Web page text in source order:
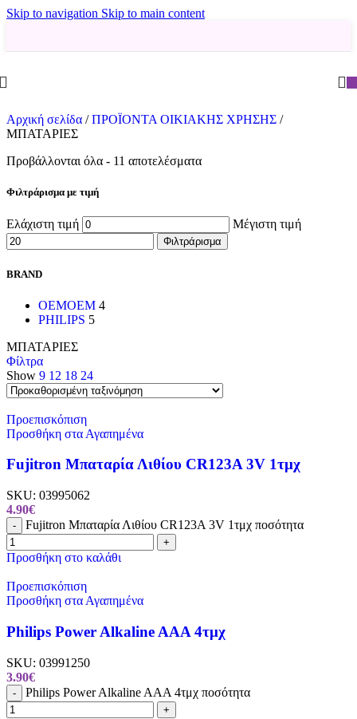
Skip to navigation Skip to main content
Αρχική σελίδα / ΠΡΟΪΟΝΤΑ ΟΙΚΙΑΚΗΣ ΧΡΗΣΗΣ /
ΜΠΑΤΑΡΙΕΣ
Προβάλλονται όλα - 11 αποτελέσματα
Φιλτράρισμα με τιμή
Ελάχιστη τιμή Μέγιστη τιμή
Φιλτράρισμα
BRAND
OEMOEM 4
PHILIPS 5
ΜΠΑΤΑΡΙΕΣ
Φίλτρα
Show 9 12 18 24
Προεπισκόπιση
Προσθήκη στα Αγαπημένα
Fujitron Μπαταρία Λιθίου CR123A 3V 1τμχ
SKU: 03995062
4.90€
- Fujitron Μπαταρία Λιθίου CR123A 3V 1τμχ ποσότητα
+
Προσθήκη στο καλάθι
Προεπισκόπιση
Προσθήκη στα Αγαπημένα
Philips Power Alkaline AAA 4τμχ
SKU: 03991250
3.90€
- Philips Power Alkaline AAA 4τμχ ποσότητα
+